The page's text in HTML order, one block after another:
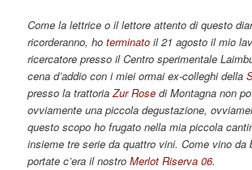
Come la lettrice o il lettore attento di questo
ricorderanno, hoterminato il 21 agosto il mio
ricercatore presso il Centro sperimentale
cena d’addio con i miei ormai ex-colleghi della
presso la trattoriaZur Rose di Montagna non
ovviamente una piccola degustazione,
questo scopo ho frugato nella mia piccola
insieme tre serie da quattro vini. Come vino da
portate c’era il nostroMerlot Riserva 06.